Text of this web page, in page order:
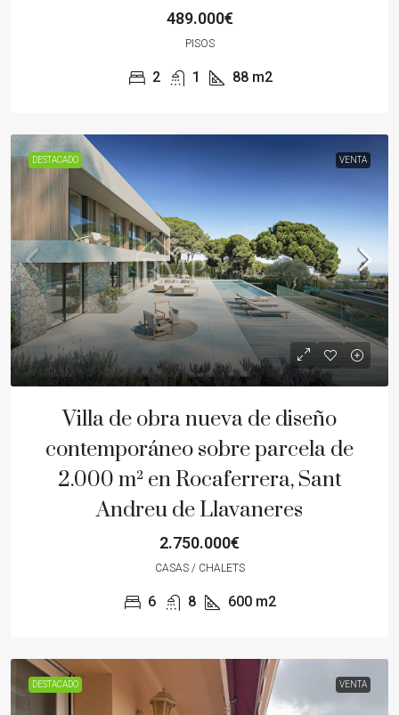
489.000€
PISOS
2 1 88 m2
DESTACADO VENTA
Villa de obra nueva de diseño
contemporáneo sobre parcela de
2.000 m² en Rocaferrera, Sant
Andreu de Llavaneres
2.750.000€
CASAS / CHALETS
6 8 600 m2
DESTACADO VENTA